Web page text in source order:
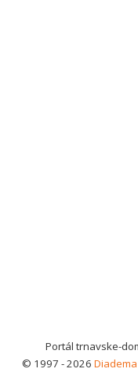
Portál trnavske-
© 1997 - 2026